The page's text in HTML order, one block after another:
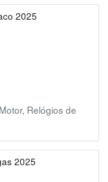
, Relógios de